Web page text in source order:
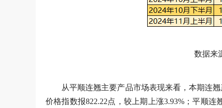
数据来
从平顺连翘主要产品市场表现来看，本期连
价格指数报822.22点，较上期上涨3.93%；平顺